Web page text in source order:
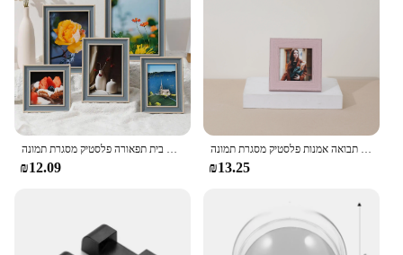
₪12.09 ₪13.25